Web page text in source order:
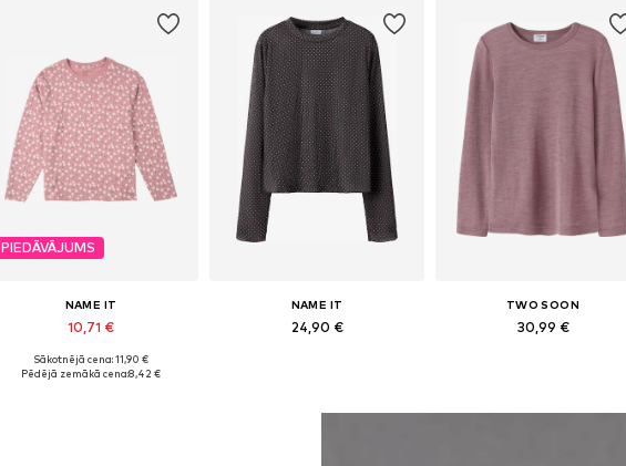
PIEDĀVĀJUMS
NAME IT
10,71 €
Sākotnējā cena: 11,90 €
Pēdējā zemākā cena:8,42 €
NAME IT
24,90 €
TWO SOON
30,99 €